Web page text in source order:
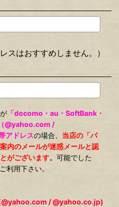
スはおすすめしません。）
「docomo・au・SoftBank・
@yahoo.com /
アドレスの場合、 当店の「パ
内のメールが迷惑メールと認
がございます。 可能でした
利用下さい。
/ @yahoo.co.jp)